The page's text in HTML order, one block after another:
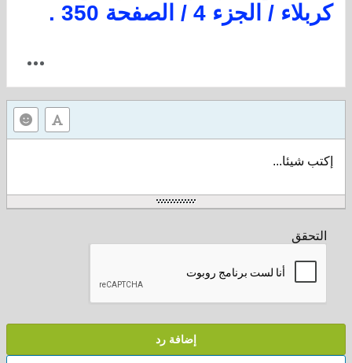
كربلاء / الجزء 4 / الصفحة 350 .
إكتب شيئا...
التحقق
إضافة رد